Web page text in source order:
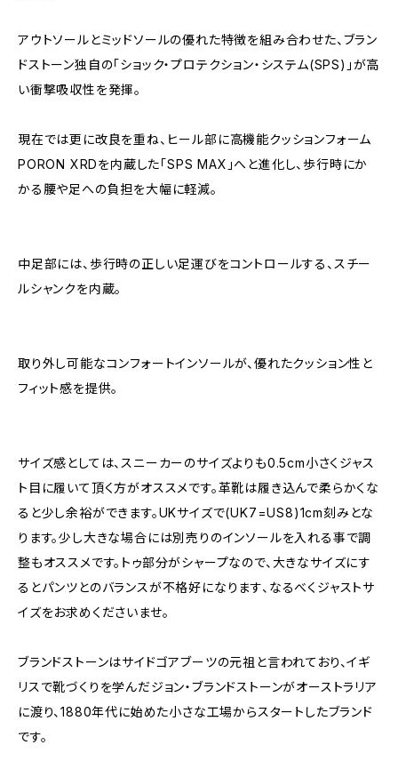
アウトソールとミッドソールの優れた特徴を組み合わせた、ブラン
ドストーン独自の「ショック・プロテクション・システム(SPS)」が高
い衝撃吸収性を発揮。
現在では更に改良を重ね、ヒール部に高機能クッションフォーム
PORON XRDを内蔵した「SPS MAX」へと進化し、歩行時にか
かる腰や足への負担を大幅に軽減。
中足部には、歩行時の正しい足運びをコントロールする、スチー
ルシャンクを内蔵。
取り外し可能なコンフォートインソールが、優れたクッション性と
フィット感を提供。
サイズ感としては、スニーカーのサイズよりも0.5cm小さくジャス
ト目に履いて頂く方がオススメです。革靴は履き込んで柔らかくな
ると少し余裕ができます。UKサイズで(UK7=US8)1cm刻みとな
ります。少し大きな場合には別売りのインソールを入れる事で調
整もオススメです。トゥ部分がシャープなので、大きなサイズにす
るとパンツとのバランスが不格好になります、なるべくジャストサ
イズをお求めくださいませ。
ブランドストーンはサイドゴアブーツの元祖と言われており、イギ
リスで靴づくりを学んだジョン・ブランドストーンがオーストラリア
に渡り、1880年代に始めた小さな工場からスタートしたブランド
です。